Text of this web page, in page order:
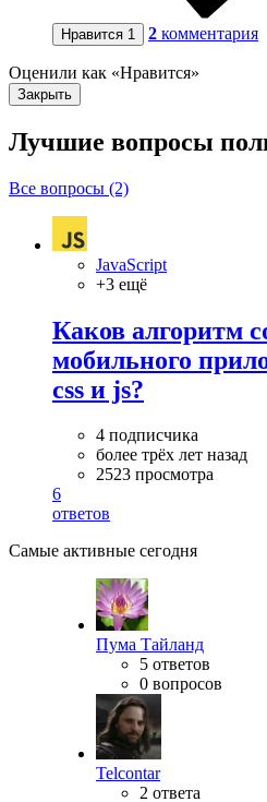
Нравится 1 2 комментария
Оценили как «Нравится»
Закрыть
Лучшие вопросы
Все вопросы (2)
JavaScript
+3 ещё
Каков алгоритм
мобильного
css и js?
4 подписчика
более трёх лет назад
2523 просмотра
6
ответов
Самые активные сегодня
Пума Тайланд
5 ответов
0 вопросов
Telcontar
2 ответа